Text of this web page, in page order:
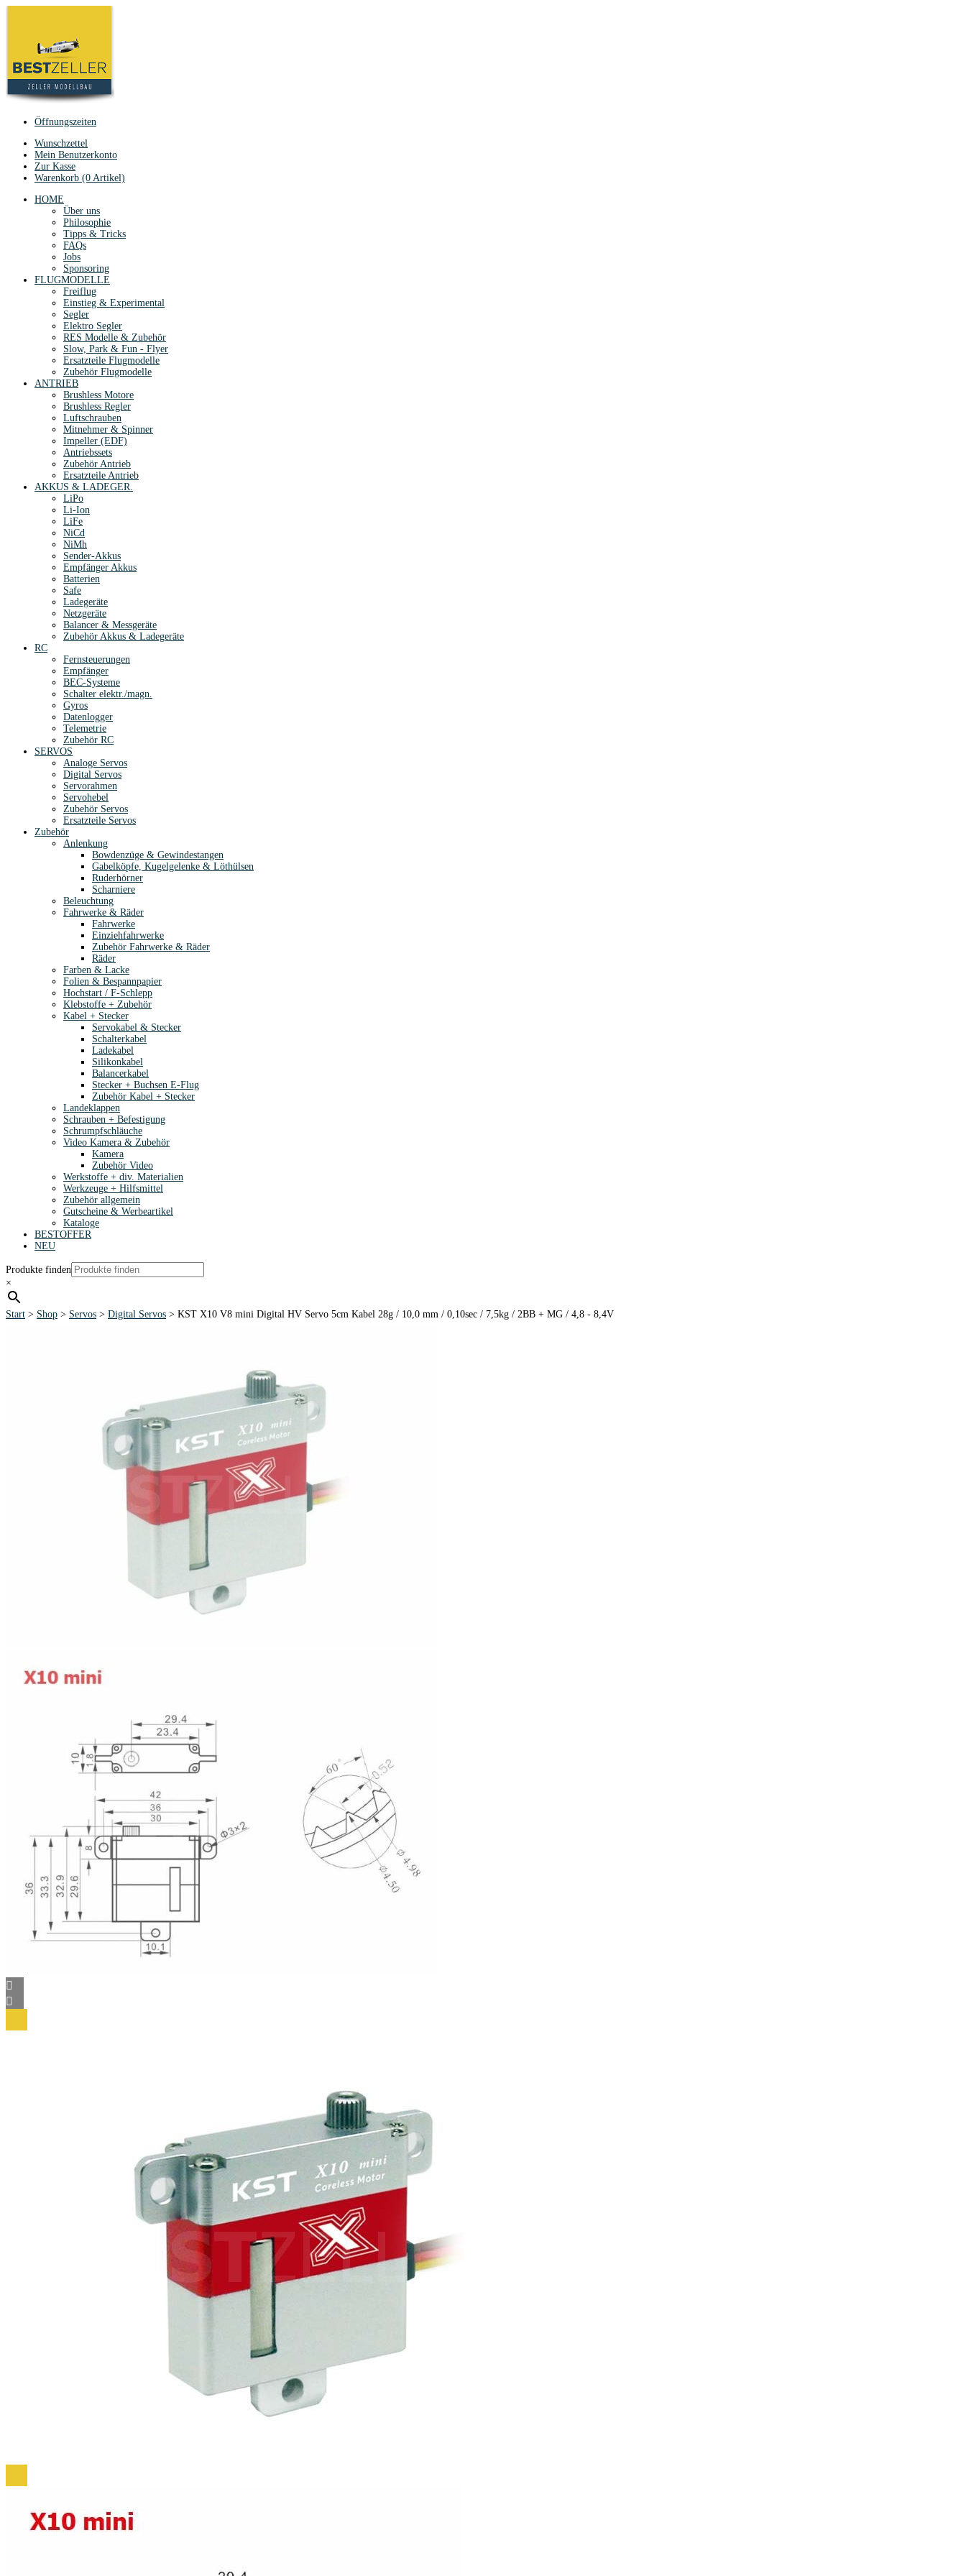
Öffnungszeiten
Wunschzettel
Mein Benutzerkonto
Zur Kasse
Warenkorb (0 Artikel)
HOME
Über uns
Philosophie
Tipps & Tricks
FAQs
Jobs
Sponsoring
FLUGMODELLE
Freiflug
Einstieg & Experimental
Segler
Elektro Segler
RES Modelle & Zubehör
Slow, Park & Fun - Flyer
Ersatzteile Flugmodelle
Zubehör Flugmodelle
ANTRIEB
Brushless Motore
Brushless Regler
Luftschrauben
Mitnehmer & Spinner
Impeller (EDF)
Antriebssets
Zubehör Antrieb
Ersatzteile Antrieb
AKKUS & LADEGER.
LiPo
Li-Ion
LiFe
NiCd
NiMh
Sender-Akkus
Empfänger Akkus
Batterien
Safe
Ladegeräte
Netzgeräte
Balancer & Messgeräte
Zubehör Akkus & Ladegeräte
RC
Fernsteuerungen
Empfänger
BEC-Systeme
Schalter elektr./magn.
Gyros
Datenlogger
Telemetrie
Zubehör RC
SERVOS
Analoge Servos
Digital Servos
Servorahmen
Servohebel
Zubehör Servos
Ersatzteile Servos
Zubehör
Anlenkung
Bowdenzüge & Gewindestangen
Gabelköpfe, Kugelgelenke & Löthülsen
Ruderhörner
Scharniere
Beleuchtung
Fahrwerke & Räder
Fahrwerke
Einziehfahrwerke
Zubehör Fahrwerke & Räder
Räder
Farben & Lacke
Folien & Bespannpapier
Hochstart / F-Schlepp
Klebstoffe + Zubehör
Kabel + Stecker
Servokabel & Stecker
Schalterkabel
Ladekabel
Silikonkabel
Balancerkabel
Stecker + Buchsen E-Flug
Zubehör Kabel + Stecker
Landeklappen
Schrauben + Befestigung
Schrumpfschläuche
Video Kamera & Zubehör
Kamera
Zubehör Video
Werkstoffe + div. Materialien
Werkzeuge + Hilfsmittel
Zubehör allgemein
Gutscheine & Werbeartikel
Kataloge
BESTOFFER
NEU
Produkte finden
×
Start > Shop > Servos > Digital Servos > KST X10 V8 mini Digital HV Servo 5cm Kabel 28g / 10,0 mm / 0,10sec / 7,5kg / 2BB + MG / 4,8 - 8,4V